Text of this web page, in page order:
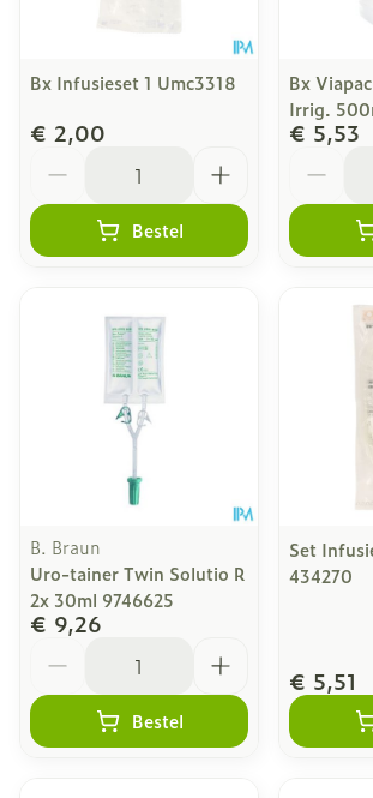
Bx Infusieset 1 Umc3318
€ 2,00
Bestel
Bx
Irrig.
€ 5,53
B. Braun
Uro-tainer Twin Solutio R
2x 30ml 9746625
€ 9,26
Bestel
Set
434270
€ 5,51